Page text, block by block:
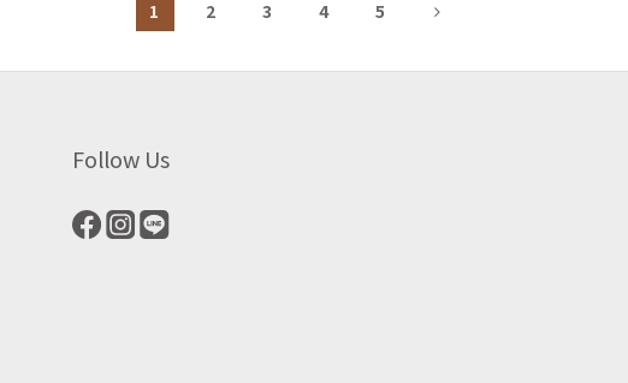
1 2 3 4 5
Follow Us